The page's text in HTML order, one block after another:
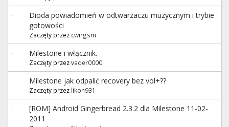
Dioda powiadomień w odtwarzaczu muzycznym i trybie
gotowości
Zaczęty przez cwirgsm
Milestone i włącznik.
Zaczęty przezvader0000
Milestone jak odpalić recovery bez vol+??
Zaczęty przez likon931
[ROM] Android Gingerbread 2.3.2 dla Milestone 11-02-
2011